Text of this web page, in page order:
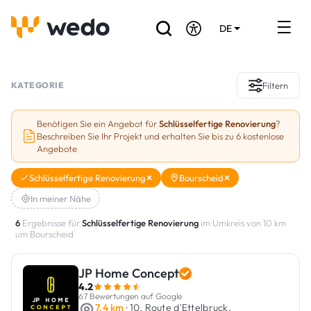
DE
Referenzen
Förderungen & Zuschüsse
Stellenbörse
Sind Sie Handwerker?
Einloggen
KATEGORIE Filtern
Benötigen Sie ein Angebot fürSchlüsselfertige Renovierung?
Beschreiben Sie Ihr Projekt und erhalten Sie bis zu 6 kostenlose
Angebote
Schlüsselfertige Renovierung
Bourscheid
In meiner Nähe
6 Ergebnisse fürSchlüsselfertige Renovierung im Umkreis von 10 km
um Bourscheid
JP Home Concept
4.2
67 Bewertungen auf Google
7.4 km · 10, Route d'Ettelbruck,